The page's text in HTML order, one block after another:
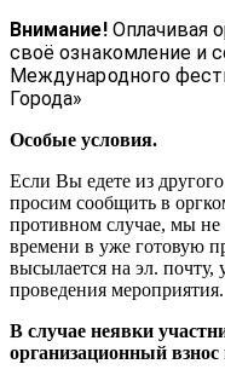
Внимание! Оплачивая
своё ознакомление и
Международного
Города»
Особые условия.
Если Вы едете из
просим сообщить в
противном случае, мы
времени в уже готовую
высылается на эл. почту,
проведения мероприятия.
В случае неявки
организационный